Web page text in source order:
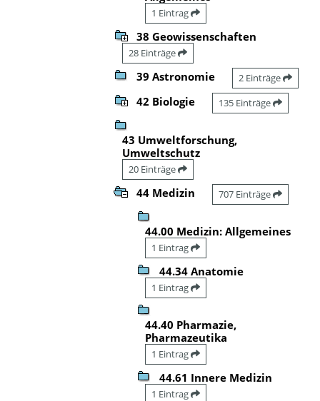
1 Eintrag
38 Geowissenschaften
28 Einträge
39 Astronomie 2 Einträge
42 Biologie 135 Einträge
43 Umweltforschung,
Umweltschutz
20 Einträge
44 Medizin 707 Einträge
44.00 Medizin: Allgemeines
1 Eintrag
44.34 Anatomie
1 Eintrag
44.40 Pharmazie,
Pharmazeutika
1 Eintrag
44.61 Innere Medizin
1 Eintrag